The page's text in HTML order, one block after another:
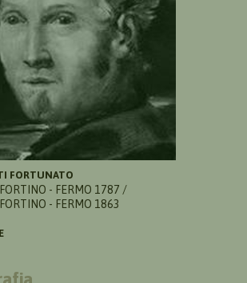
FORTUNATO
- FERMO 1787 /
- FERMO 1863